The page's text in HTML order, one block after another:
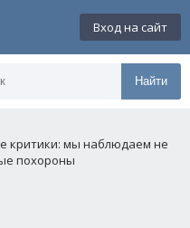
Вход на сайт
Найти
критики: мы наблюдаем не
похороны